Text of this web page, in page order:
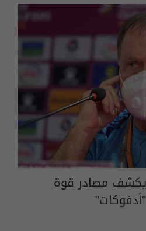
مصادر قوة